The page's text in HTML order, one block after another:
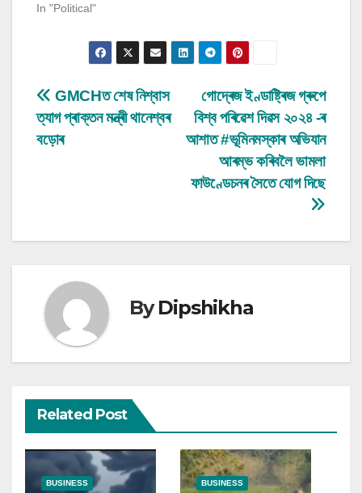
In "Political"
Post
navigation
গোদ্ৰেজ ইণ্ডাষ্ট্ৰিজ গ্ৰুপে
বিশ্ব পৰিৱেশ দিৱস ২০২৪ -ৰ
আশাত #ভূমিনমস্কাৰ অভিযান
আৰম্ভ কৰিবলৈ ভামলা
ফাউণ্ডেচনৰ সৈতে যোগ দিছে
GMCHত শেষ নিশ্বাস
ত্যাগ প্ৰাক্তন মন্ত্ৰী থানেশ্বৰ
বড়োৰ
ByDipshikha
Related Post
BUSINESS BUSINESS